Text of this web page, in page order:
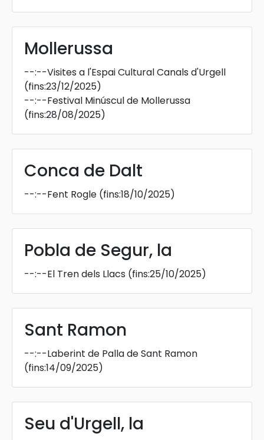
Mollerussa
--:--Visites a l'Espai Cultural Canals d'Urgell
(fins:23/12/2025)
--:--Festival Minúscul de Mollerussa
(fins:28/08/2025)
Conca de Dalt
--:--Fent Rogle (fins:18/10/2025)
Pobla de Segur, la
--:--El Tren dels Llacs (fins:25/10/2025)
Sant Ramon
--:--Laberint de Palla de Sant Ramon
(fins:14/09/2025)
Seu d'Urgell, la